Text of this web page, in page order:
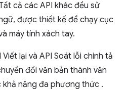
cả các API khác đều sử
được thiết kế để chạy cục
máy tính xách tay.
lại và API Soát lỗi chính tả
đổi văn bản thành văn
khả năng đa phương thức .